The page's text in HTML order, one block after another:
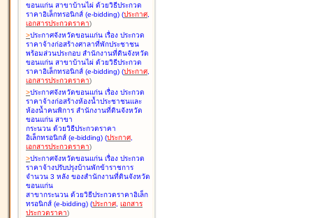
ขอนแก่น สาขาบ้านไผ่ ด้วยวิธีประกวด
ราคาอิเล็กทรอนิกส์ (e-bidding) (ประกาศ,
เอกสารประกวดราคา)
>ประกาศจังหวัดขอนแก่น เรื่อง ประกวด
ราคาจ้างก่อสร้างศาลาที่พักประชาชน
พร้อมส่วนประกอบ สำนักงานที่ดินจังหวัด
ขอนแก่น สาขาบ้านไผ่ ด้วยวิธีประกวด
ราคาอิเล็กทรอนิกส์ (e-bidding) (ประกาศ,
เอกสารประกวดราคา)
>ประกาศจังหวัดขอนแก่น เรื่อง ประกวด
ราคาจ้างก่อสร้างห้องน้ำประชาชนและ
ห้องน้ำคนพิการ สำนักงานที่ดินจังหวัด
ขอนแก่น สาขา
กระนวน ด้วยวิธีประกวดราคา
อิเล็กทรอนิกส์ (e-bidding) (ประกาศ,
เอกสารประกวดราคา)
>ประกาศจังหวัดขอนแก่น เรื่อง ประกวด
ราคาจ้างปรับปรุงบ้านพักข้าราชการ
จำนวน 3 หลัง ของสำนักงานที่ดินจังหวัด
ขอนแก่น
สาขากระนวน ด้วยวิธีประกวดราคาอิเล็ก
ทรอนิกส์ (e-bidding) (ประกาศ, เอกสาร
ประกวดราคา)